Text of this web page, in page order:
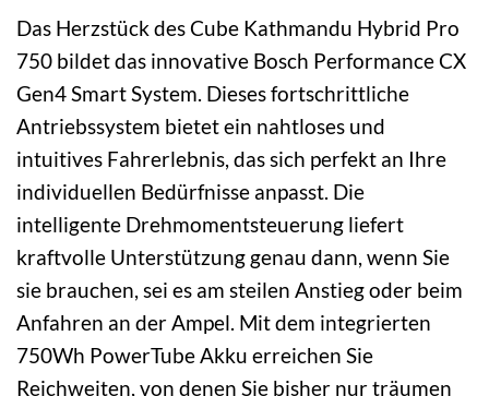
Das Herzstück des Cube Kathmandu Hybrid Pro
750 bildet das innovative Bosch Performance CX
Gen4 Smart System. Dieses fortschrittliche
Antriebssystem bietet ein nahtloses und
intuitives Fahrerlebnis, das sich perfekt an Ihre
individuellen Bedürfnisse anpasst. Die
intelligente Drehmomentsteuerung liefert
kraftvolle Unterstützung genau dann, wenn Sie
sie brauchen, sei es am steilen Anstieg oder beim
Anfahren an der Ampel. Mit dem integrierten
750Wh PowerTube Akku erreichen Sie
Reichweiten, von denen Sie bisher nur träumen